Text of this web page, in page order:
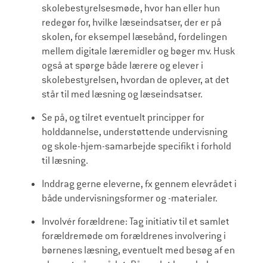
skolebestyrelsesmøde, hvor han eller hun
redegør for, hvilke læseindsatser, der er på
skolen, for eksempel læsebånd, fordelingen
mellem digitale læremidler og bøger mv. Husk
også at spørge både lærere og elever i
skolebestyrelsen, hvordan de oplever, at det
står til med læsning og læseindsatser.
Se på, og tilret eventuelt principper for
holddannelse, understøttende undervisning
og skole-hjem-samarbejde specifikt i forhold
til læsning.
Inddrag gerne eleverne, fx gennem elevrådet i
både undervisningsformer og -materialer.
Involvér forældrene: Tag initiativ til et samlet
forældremøde om forældrenes involvering i
børnenes læsning, eventuelt med besøg af en